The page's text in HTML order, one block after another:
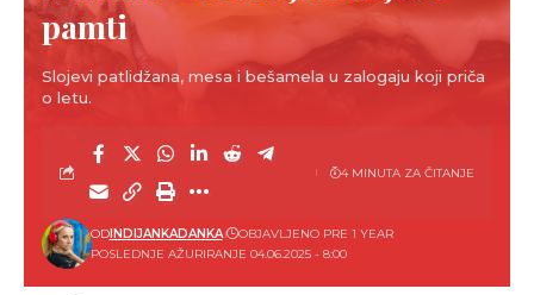
pamti
Slojevi patlidžana, mesa i bešamela u zalogaju koji priča
o letu.
POSLEDNJE AŽURIRANJE 04.06.2025 - 8:00
ODINDIJANKADANKA OBJAVLJENO PRE 1 YEAR
4 MINUTA ZA ČITANJE